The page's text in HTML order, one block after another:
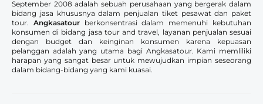
September 2008 adalah sebuah perusahaan yang bergerak dalam
bidang jasa khususnya dalam penjualan tiket pesawat dan paket
tour. Angkasatourberkonsentrasi dalam memenuhi kebutuhan
konsumen di bidang jasa tour and travel, layanan penjualan sesuai
dengan budget dan keinginan konsumen karena kepuasan
pelanggan adalah yang utama bagi Angkasatour. Kami memliliki
harapan yang sangat besar untuk mewujudkan impian seseorang
dalam bidang-bidang yang kami kuasai.